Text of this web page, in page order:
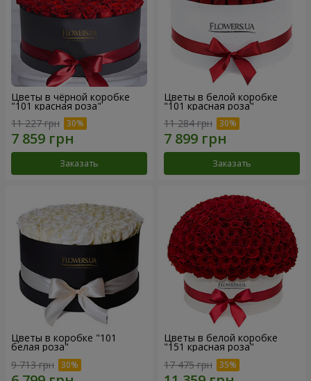
Цветы в чёрной коробке
"101 красная роза"
11 227 грн
Заказать
Цветы в белой коробке
"101 красная роза"
11 284 грн
Заказать
Цветы в коробке "101
белая роза"
9 713 грн
Цветы в белой коробке
"151 красная роза"
17 475 грн